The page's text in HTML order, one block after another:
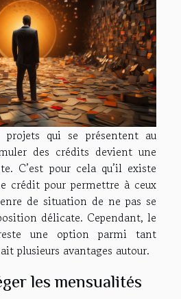
projets qui se présentent au
des crédits devient une
C’est pour cela qu’il existe
crédit pour permettre à ceux
de situation de ne pas se
délicate. Cependant, le
une option parmi tant
plusieurs avantages autour.
les mensualités